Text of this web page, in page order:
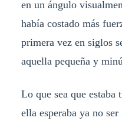
en un ángulo
había costado más
primera vez en siglos
aquella pequeña y
Lo que sea que estaba
ella esperaba ya no